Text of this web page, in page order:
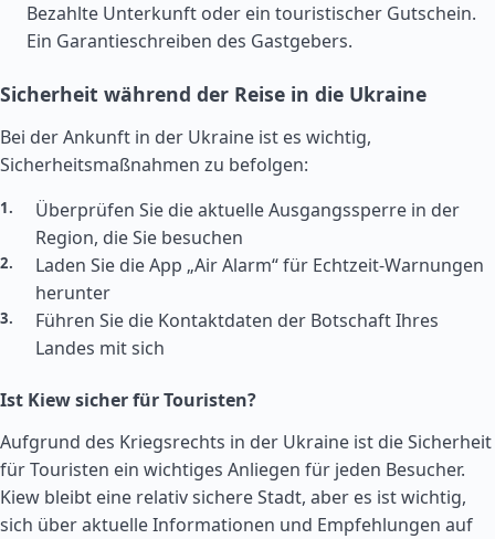
Bezahlte Unterkunft oder ein touristischer Gutschein.
Ein Garantieschreiben des Gastgebers.
Sicherheit während der Reise in die Ukraine
Bei der Ankunft in der Ukraine ist es wichtig,
Sicherheitsmaßnahmen zu befolgen:
Überprüfen Sie die aktuelle Ausgangssperre in der
Region, die Sie besuchen
Laden Sie die App „Air Alarm“ für Echtzeit-Warnungen
herunter
Führen Sie die Kontaktdaten der Botschaft Ihres
Landes mit sich
Ist Kiew sicher für Touristen?
Aufgrund des Kriegsrechts in der Ukraine ist die Sicherheit
für Touristen ein wichtiges Anliegen für jeden Besucher.
Kiew bleibt eine relativ sichere Stadt, aber es ist wichtig,
sich über aktuelle Informationen und Empfehlungen auf